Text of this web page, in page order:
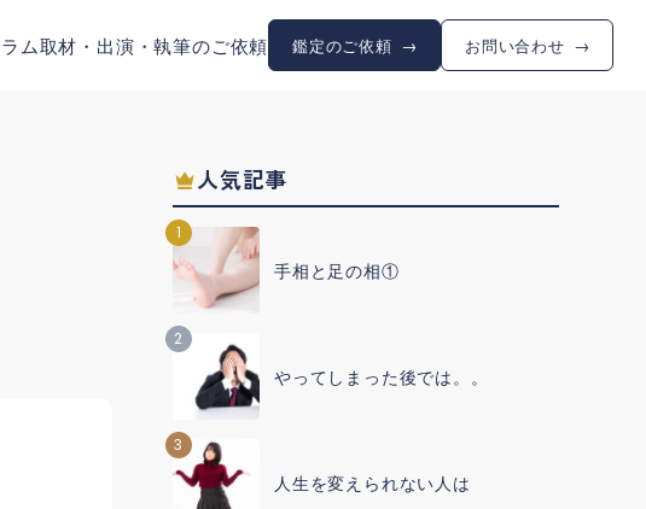
ム取材・出演・執筆のご依頼 鑑定のご依頼 お問い合わせ
人気記事
1
手相と足の相①
2
やってしまった後では。。
3
人生を変えられない人は